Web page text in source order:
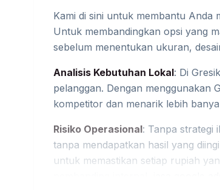
Kami di sini untuk membantu Anda
Untuk membandingkan opsi yang
sebelum menentukan ukuran,
Analisis Kebutuhan Lokal: Di
pelanggan. Dengan menggunakan
kompetitor dan menarik lebih
Risiko Operasional: Tanpa strategi
tanpa mendapatkan hasil yang
untuk memastikan setiap rupiah